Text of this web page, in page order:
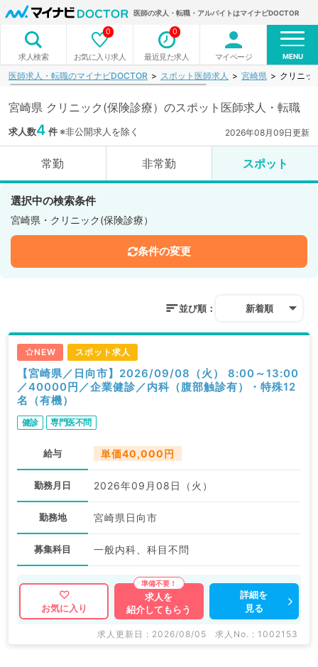
医師の求人・転職・アルバイトはマイナビDOCTOR
求人検索 お気に入り求人
0
最近見た求人
0
マイページ MENU
医師求人・転職のマイナビDOCTOR スポット医師求人 宮崎県 クリニッ
宮崎県 クリニック(保険診療）のスポット医師求人・転職
求人数4 件※非公開求人を除く 2026年08月09日更新
常勤 非常勤 スポット
選択中の検索条件
宮崎県・クリニック(保険診療）
条件の変更
並び順： 新着順
NEW スポット求人
【宮崎県／日向市】2026/09/08（火） 8:00～13:00
／40000円／企業健診／内科（腹部触診有）・特殊12
名（有機）
健診 専門医不問
給与 単価40,000円
勤務月日 2026年09月08日（火）
勤務地 宮崎県日向市
募集科目 一般内科、科目不問
お気に入り
求人を
紹介してもらう
詳細を
見る
求人更新日 : 2026/08/05 求人No. : 1002153